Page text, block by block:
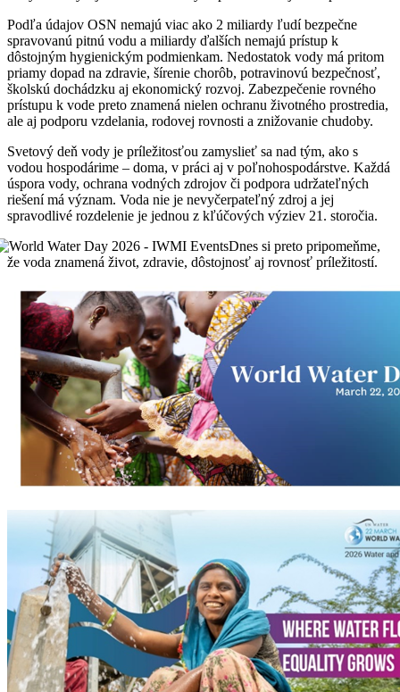
Podľa údajov OSN nemajú viac ako 2 miliardy ľudí bezpečne
spravovanú pitnú vodu a miliardy ďalších nemajú prístup k
dôstojným hygienickým podmienkam. Nedostatok vody má pritom
priamy dopad na zdravie, šírenie chorôb, potravinovú bezpečnosť,
školskú dochádzku aj ekonomický rozvoj. Zabezpečenie rovného
prístupu k vode preto znamená nielen ochranu životného prostredia,
ale aj podporu vzdelania, rodovej rovnosti a znižovanie chudoby.
Svetový deň vody je príležitosťou zamyslieť sa nad tým, ako s
vodou hospodárime – doma, v práci aj v poľnohospodárstve. Každá
úspora vody, ochrana vodných zdrojov či podpora udržateľných
riešení má význam. Voda nie je nevyčerpateľný zdroj a jej
spravodlivé rozdelenie je jednou z kľúčových výziev 21. storočia.
Dnes si preto pripomeňme,
že voda znamená život, zdravie, dôstojnosť aj rovnosť príležitostí.